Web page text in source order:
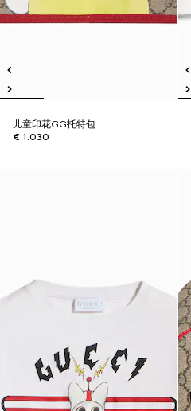
儿童印花GG托特包
€ 1.030